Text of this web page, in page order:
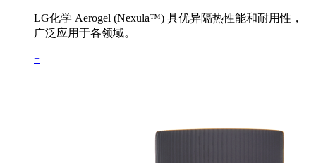
LG化学 Aerogel (Nexula™) 具优异隔热性能和耐用性，
广泛应用于各领域。
+